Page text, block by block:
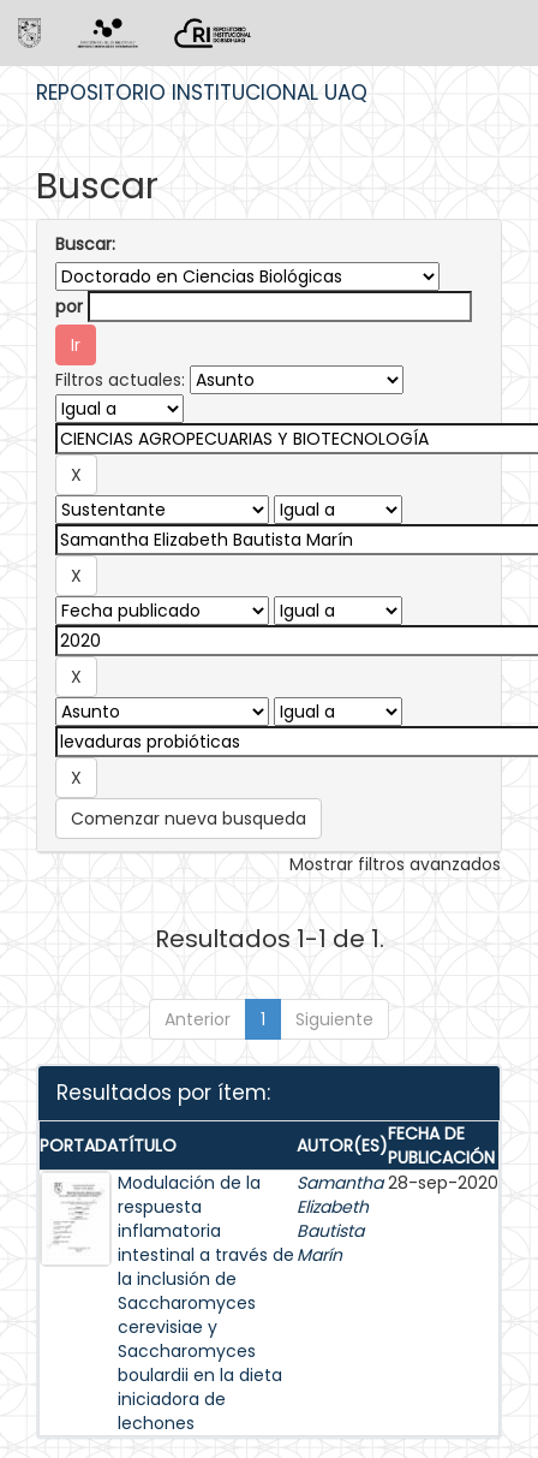
REPOSITORIO INSTITUCIONAL UAQ
Buscar
Buscar:
por
Filtros actuales:
Comenzar nueva busqueda
Mostrar filtros avanzados
Resultados 1-1 de 1.
Anterior 1 Siguiente
Resultados por ítem:
PORTADATÍTULO AUTOR(ES)FECHA DE
PUBLICACIÓN
Modulación de la
respuesta
inflamatoria
intestinal a través de
la inclusión de
Saccharomyces
cerevisiae y
Saccharomyces
boulardii en la dieta
iniciadora de
lechones
Samantha
Elizabeth
Bautista
Marín
28-sep-2020